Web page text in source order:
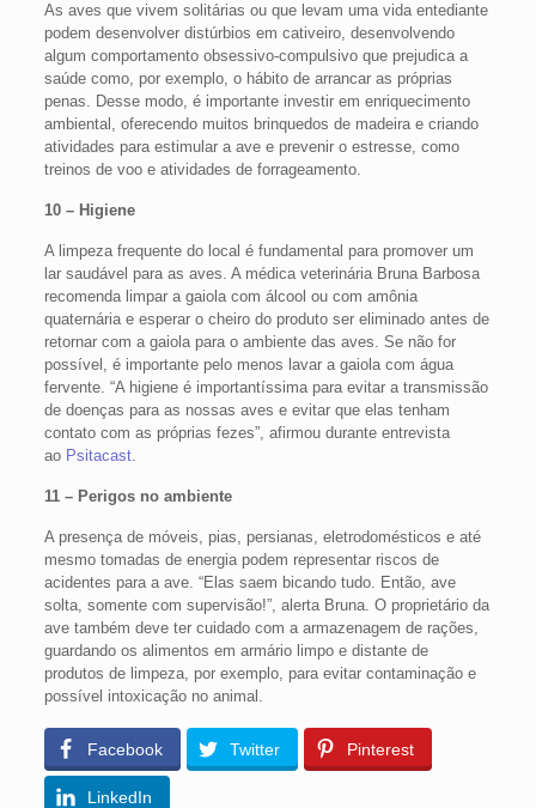
As aves que vivem solitárias ou que levam uma vida entediante
podem desenvolver distúrbios em cativeiro, desenvolvendo
algum comportamento obsessivo-compulsivo que prejudica a
saúde como, por exemplo, o hábito de arrancar as próprias
penas. Desse modo, é importante investir em enriquecimento
ambiental, oferecendo muitos brinquedos de madeira e criando
atividades para estimular a ave e prevenir o estresse, como
treinos de voo e atividades de forrageamento.
10 – Higiene
A limpeza frequente do local é fundamental para promover um
lar saudável para as aves. A médica veterinária Bruna Barbosa
recomenda limpar a gaiola com álcool ou com amônia
quaternária e esperar o cheiro do produto ser eliminado antes de
retornar com a gaiola para o ambiente das aves. Se não for
possível, é importante pelo menos lavar a gaiola com água
fervente. “A higiene é importantíssima para evitar a transmissão
de doenças para as nossas aves e evitar que elas tenham
contato com as próprias fezes”, afirmou durante entrevista
ao Psitacast.
11 – Perigos no ambiente
A presença de móveis, pias, persianas, eletrodomésticos e até
mesmo tomadas de energia podem representar riscos de
acidentes para a ave. “Elas saem bicando tudo. Então, ave
solta, somente com supervisão!”, alerta Bruna. O proprietário da
ave também deve ter cuidado com a armazenagem de rações,
guardando os alimentos em armário limpo e distante de
produtos de limpeza, por exemplo, para evitar contaminação e
possível intoxicação no animal.
Facebook Twitter Pinterest
LinkedIn